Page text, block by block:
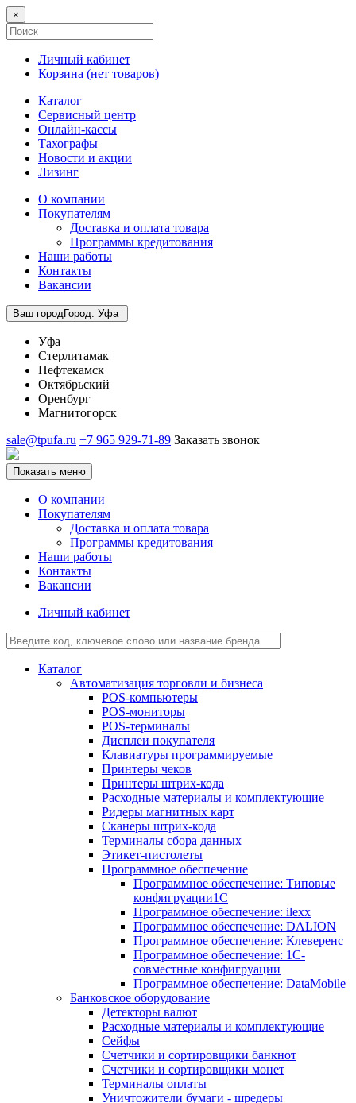
×
Личный кабинет
Корзина (нет товаров)
Каталог
Сервисный центр
Онлайн-кассы
Тахографы
Новости и акции
Лизинг
О компании
Покупателям
Доставка и оплата товара
Программы кредитования
Наши работы
Контакты
Вакансии
Ваш городГород: Уфа
Уфа
Стерлитамак
Нефтекамск
Октябрьский
Оренбург
Магнитогорск
sale@tpufa.ru +7 965 929-71-89 Заказать звонок
Показать меню
О компании
Покупателям
Доставка и оплата товара
Программы кредитования
Наши работы
Контакты
Вакансии
Личный кабинет
Каталог
Автоматизация торговли и бизнеса
POS-компьютеры
POS-мониторы
POS-терминалы
Дисплеи покупателя
Клавиатуры программируемые
Принтеры чеков
Принтеры штрих-кода
Расходные материалы и комплектующие
Ридеры магнитных карт
Сканеры штрих-кода
Терминалы сбора данных
Этикет-пистолеты
Программное обеспечение
Программное обеспечение: Типовые
конфигруации1С
Программное обеспечение: ilexx
Программное обеспечение: DALION
Программное обеспечение: Клеверенс
Программное обеспечение: 1С-
совместные конфигруации
Программное обеспечение: DataMobile
Банковское оборудование
Детекторы валют
Расходные материалы и комплектующие
Сейфы
Счетчики и сортировщики банкнот
Счетчики и сортировщики монет
Терминалы оплаты
Уничтожители бумаги - шредеры